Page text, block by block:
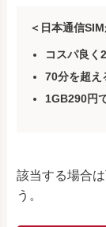
＜日本通信
コスパ良く
70分を超え
1GB290円
該当する場合
う。